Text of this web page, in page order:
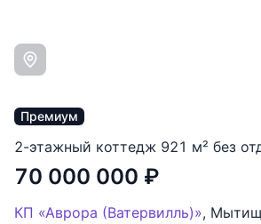
Премиум
2-этажный коттедж 921 м² без
70 000 000 ₽
КП «Аврора (Ватервилль)»,